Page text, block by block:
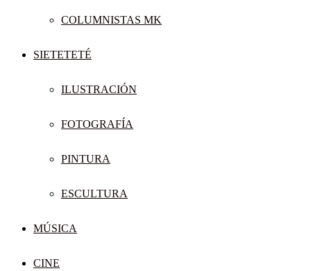
COLUMNISTAS MK
SIETETETÉ
ILUSTRACIÓN
FOTOGRAFÍA
PINTURA
ESCULTURA
MÚSICA
CINE